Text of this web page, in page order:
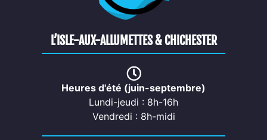
L’ISLE-AUX-ALLUMETTES & CHICHESTER
Heures d'été (juin-septembre)
Lundi-jeudi : 8h-16h
Vendredi : 8h-midi